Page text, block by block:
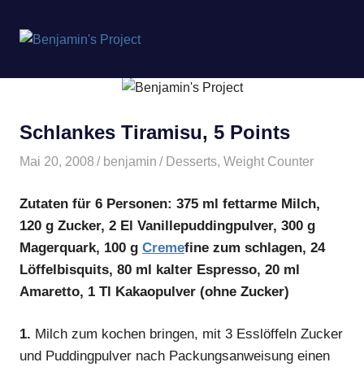
springen
Project
Schlankes Tiramisu, 5 Points
Mai 20, 2008 benjamin Desserts,Weight Counter
Zutaten für 6 Personen: 375 ml fettarme Milch,
120 g Zucker, 2 El Vanillepuddingpulver, 300 g
Magerquark, 100 g Cremefine zum schlagen, 24
Löffelbisquits, 80 ml kalter Espresso, 20 ml
Amaretto, 1 Tl Kakaopulver (ohne Zucker)
1. Milch zum kochen bringen, mit 3 Esslöffeln Zucker
und Puddingpulver nach Packungsanweisung einen